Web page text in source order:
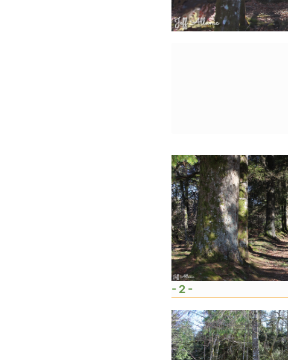
- 2 -